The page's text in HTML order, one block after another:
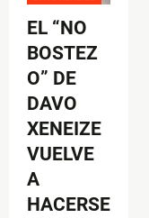
EL “NO
BOSTEZ
O” DE
DAVO
XENEIZE
VUELVE
A
HACERSE